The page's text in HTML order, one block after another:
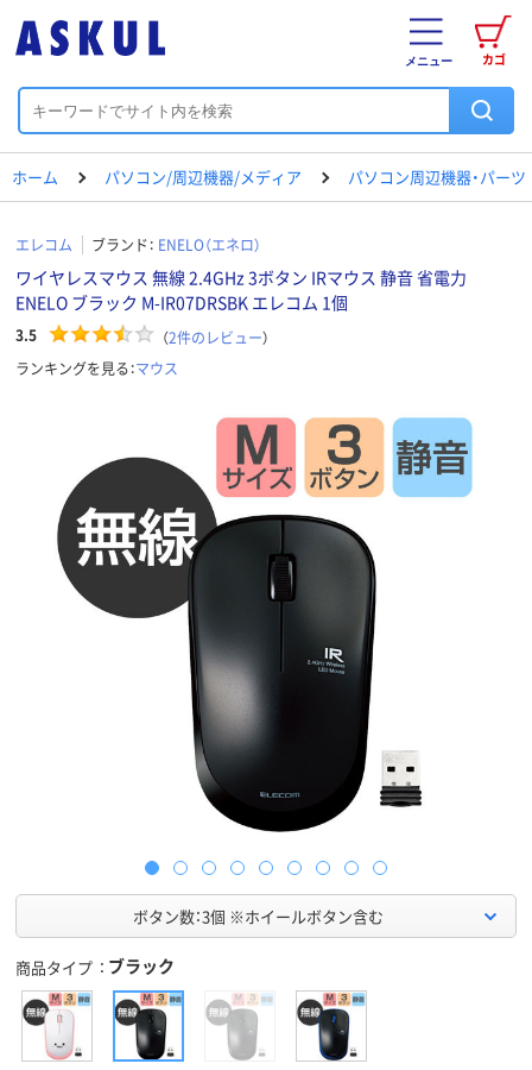
カゴ
メニュー
ホーム パソコン/周辺機器/メディア パソコン周辺機器・パーツ
エレコム ブランド： ENELO（エネロ）
ワイヤレスマウス 無線 2.4GHz 3ボタン IRマウス 静音 省電力
ENELO ブラック M-IR07DRSBK エレコム 1個
3.5 （2件のレビュー）
ランキングを見る：マウス
ボタン数：3個 ※ホイールボタン含む
商品タイプ ブラック